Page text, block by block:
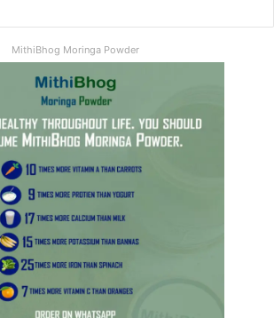
MithiBhog Moringa Powder